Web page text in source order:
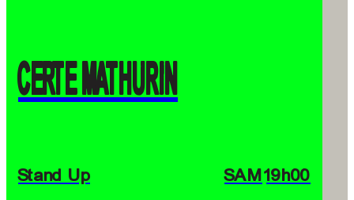
CERTE MATHURIN
Stand Up SAM 19h00